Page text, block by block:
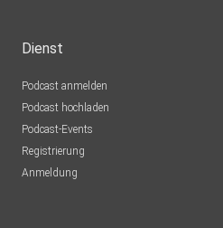
Dienst
Podcast anmelden
Podcast hochladen
Podcast-Events
Registrierung
Anmeldung